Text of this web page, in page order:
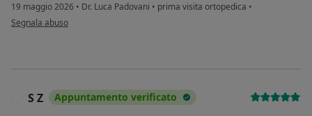
19 maggio 2026 • Dr. Luca Padovani • prima visita ortopedica •
secondo l'opinione dell'utente Jacopo
Segnala abuso
S Z Appuntamento verificato